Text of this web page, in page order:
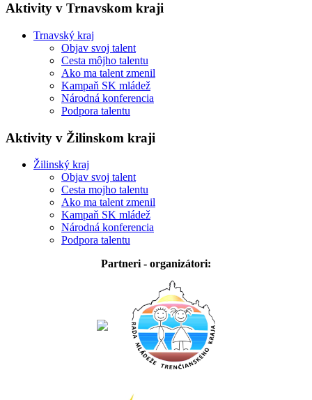
Aktivity v Trnavskom kraji
Trnavský kraj
Objav svoj talent
Cesta môjho talentu
Ako ma talent zmenil
Kampaň SK mládež
Národná konferencia
Podpora talentu
Aktivity v Žilinskom kraji
Žilinský kraj
Objav svoj talent
Cesta mojho talentu
Ako ma talent zmenil
Kampaň SK mládež
Národná konferencia
Podpora talentu
Partneri - organizátori: